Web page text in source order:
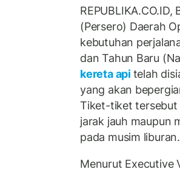
(Persero) Daerah
kebutuhan
dan Tahun Baru
kereta api telah
yang akan
Tiket-tiket tersebut
jarak jauh maupun
pada musim liburan.
Menurut Executive